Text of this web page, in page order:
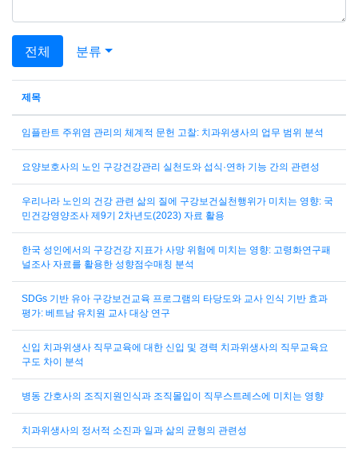
전체 분류
제목
임플란트 주위염 관리의 체계적 문헌 고찰: 치과위생사의 업무 범위 분석
요양보호사의 노인 구강건강관리 실천도와 섭식·연하 기능 간의 관련성
우리나라 노인의 건강 관련 삶의 질에 구강보건실천행위가 미치는 영향: 국
민건강영양조사 제9기 2차년도(2023) 자료 활용
한국 성인에서의 구강건강 지표가 사망 위험에 미치는 영향: 고령화연구패
널조사 자료를 활용한 성향점수매칭 분석
SDGs 기반 유아 구강보건교육 프로그램의 타당도와 교사 인식 기반 효과
평가: 베트남 유치원 교사 대상 연구
신입 치과위생사 직무교육에 대한 신입 및 경력 치과위생사의 직무교육요
구도 차이 분석
병동 간호사의 조직지원인식과 조직몰입이 직무스트레스에 미치는 영향
치과위생사의 정서적 소진과 일과 삶의 균형의 관련성